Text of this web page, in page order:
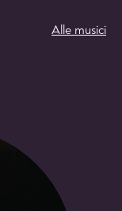
Alle musici